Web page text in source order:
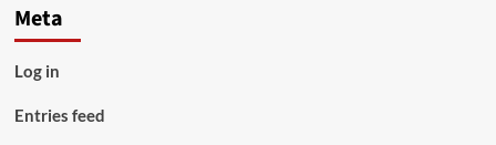
Meta
Log in
Entries feed